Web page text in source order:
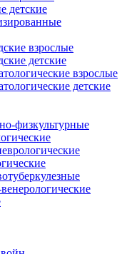
детские
взрослые
детские
взрослые
детские
физкультурные